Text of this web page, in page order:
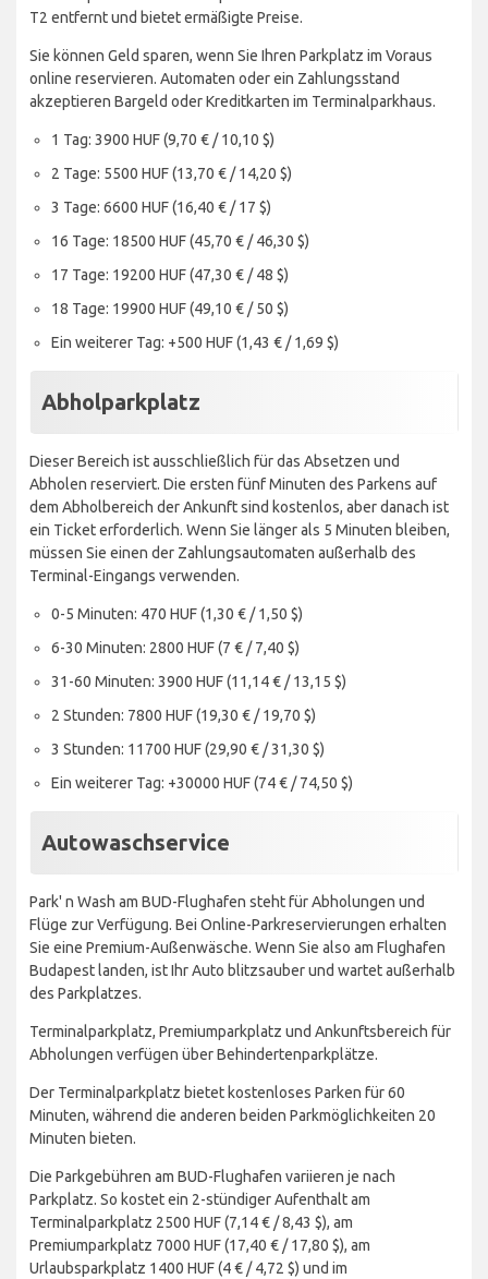
T2 entfernt und bietet ermäßigte Preise.
Sie können Geld sparen, wenn Sie Ihren Parkplatz im Voraus
online reservieren. Automaten oder ein Zahlungsstand
akzeptieren Bargeld oder Kreditkarten im Terminalparkhaus.
1 Tag: 3900 HUF (9,70 € / 10,10 $)
2 Tage: 5500 HUF (13,70 € / 14,20 $)
3 Tage: 6600 HUF (16,40 € / 17 $)
16 Tage: 18500 HUF (45,70 € / 46,30 $)
17 Tage: 19200 HUF (47,30 € / 48 $)
18 Tage: 19900 HUF (49,10 € / 50 $)
Ein weiterer Tag: +500 HUF (1,43 € / 1,69 $)
Abholparkplatz
Dieser Bereich ist ausschließlich für das Absetzen und
Abholen reserviert. Die ersten fünf Minuten des Parkens auf
dem Abholbereich der Ankunft sind kostenlos, aber danach ist
ein Ticket erforderlich. Wenn Sie länger als 5 Minuten bleiben,
müssen Sie einen der Zahlungsautomaten außerhalb des
Terminal-Eingangs verwenden.
0-5 Minuten: 470 HUF (1,30 € / 1,50 $)
6-30 Minuten: 2800 HUF (7 € / 7,40 $)
31-60 Minuten: 3900 HUF (11,14 € / 13,15 $)
2 Stunden: 7800 HUF (19,30 € / 19,70 $)
3 Stunden: 11700 HUF (29,90 € / 31,30 $)
Ein weiterer Tag: +30000 HUF (74 € / 74,50 $)
Autowaschservice
Park' n Wash am BUD-Flughafen steht für Abholungen und
Flüge zur Verfügung. Bei Online-Parkreservierungen erhalten
Sie eine Premium-Außenwäsche. Wenn Sie also am Flughafen
Budapest landen, ist Ihr Auto blitzsauber und wartet außerhalb
des Parkplatzes.
Terminalparkplatz, Premiumparkplatz und Ankunftsbereich für
Abholungen verfügen über Behindertenparkplätze.
Der Terminalparkplatz bietet kostenloses Parken für 60
Minuten, während die anderen beiden Parkmöglichkeiten 20
Minuten bieten.
Die Parkgebühren am BUD-Flughafen variieren je nach
Parkplatz. So kostet ein 2-stündiger Aufenthalt am
Terminalparkplatz 2500 HUF (7,14 € / 8,43 $), am
Premiumparkplatz 7000 HUF (17,40 € / 17,80 $), am
Urlaubsparkplatz 1400 HUF (4 € / 4,72 $) und im